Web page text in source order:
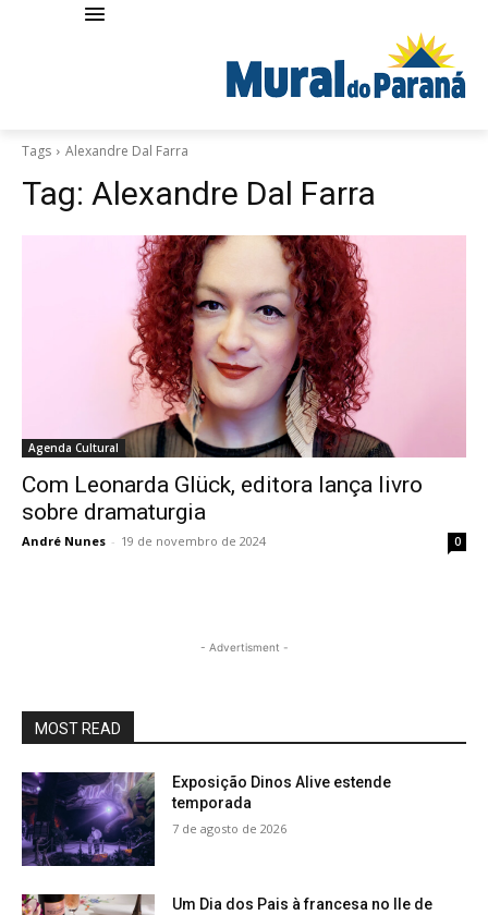
Tags Alexandre Dal Farra
Tag: Alexandre Dal Farra
Agenda Cultural
Com Leonarda Glück, editora lança livro
sobre dramaturgia
André Nunes - 19 de novembro de 2024 0
- Advertisment -
MOST READ
Exposição Dinos Alive estende
temporada
7 de agosto de 2026
Um Dia dos Pais à francesa no Ile de